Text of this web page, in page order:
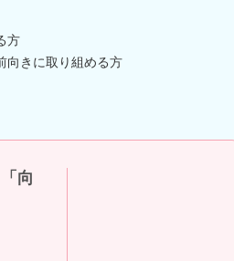
方
向きに取り組める方
向